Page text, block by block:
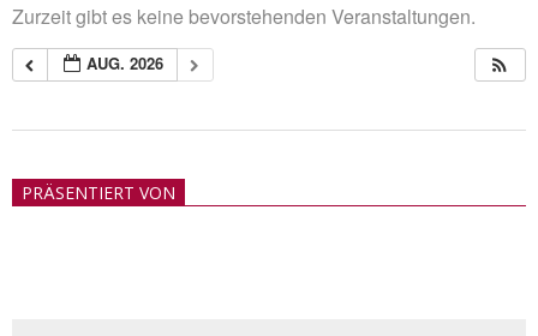
Zurzeit gibt es keine bevorstehenden Veranstaltungen.
AUG. 2026
21PRÄSENTIERT VON